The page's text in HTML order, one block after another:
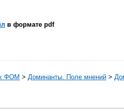
в формате pdf
ФОМ > Доминанты. Поле мнений >